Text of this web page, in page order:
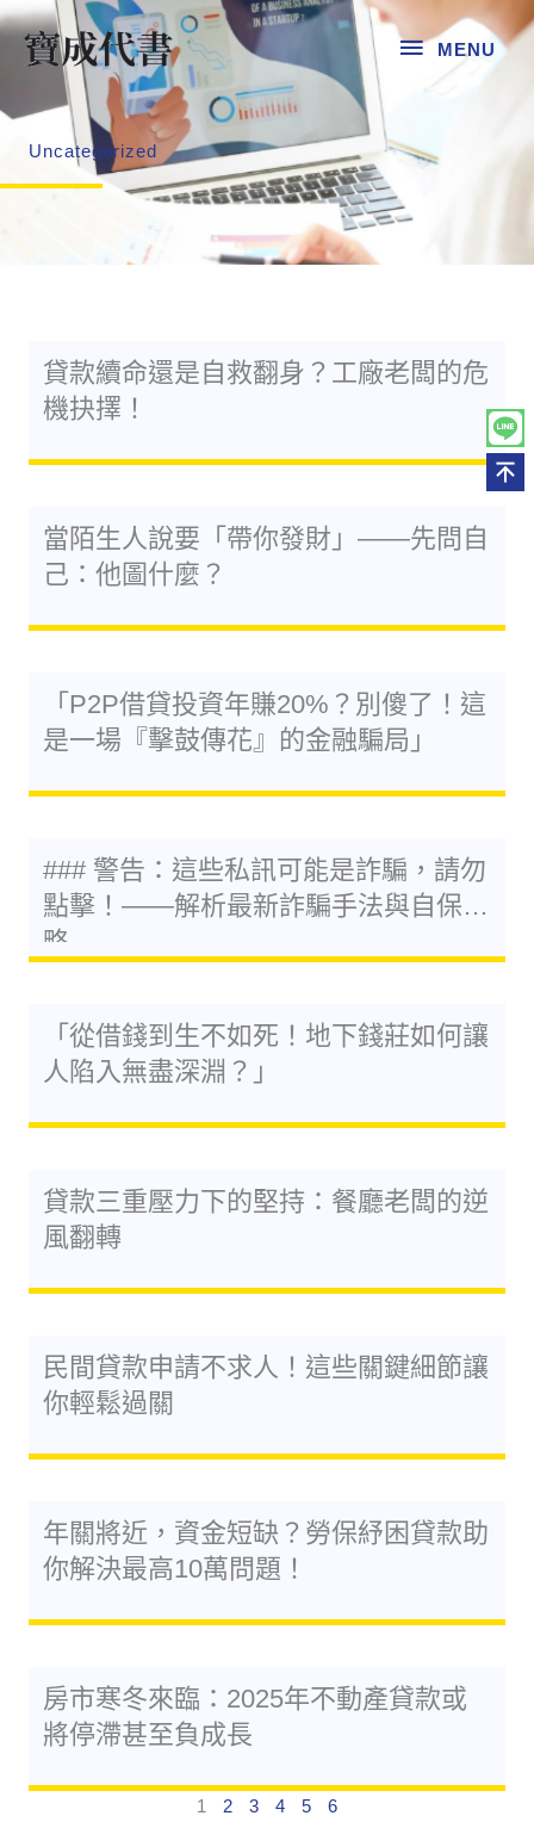
跳
要
MENU
MENU
Uncategorized
貸款續命還是自救翻身？工廠老闆的危
機抉擇！
當陌生人說要「帶你發財」——先問自
己：他圖什麼？
「P2P借貸投資年賺20%？別傻了！這
是一場『擊鼓傳花』的金融騙局」
### 警告：這些私訊可能是詐騙，請勿
點擊！——解析最新詐騙手法與自保策
略
「從借錢到生不如死！地下錢莊如何讓
人陷入無盡深淵？」
貸款三重壓力下的堅持：餐廳老闆的逆
風翻轉
民間貸款申請不求人！這些關鍵細節讓
你輕鬆過關
年關將近，資金短缺？勞保紓困貸款助
你解決最高10萬問題！
房市寒冬來臨：2025年不動產貸款或
將停滯甚至負成長
頁
面
1
頁
面
2
面
3
頁
面
4
面
5
面
6